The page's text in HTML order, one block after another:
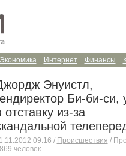
Финансы
Интернет
Экономика
Энуистл,
Би-би-си,
отставку из-за
09:16 / Происшествия /
человек